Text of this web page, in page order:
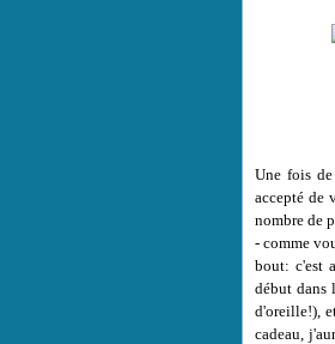
Une fois
accepté de
nombre de
- comme
bout: c'est
début dans
d'oreille!),
cadeau,